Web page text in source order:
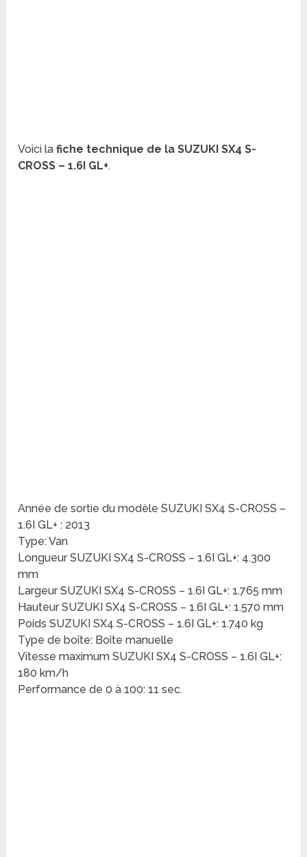
Voici la fiche technique de la SUZUKI SX4 S-
CROSS – 1.6I GL+.
Année de sortie du modèle SUZUKI SX4 S-CROSS –
1.6I GL+ : 2013
Type: Van
Longueur SUZUKI SX4 S-CROSS – 1.6I GL+: 4.300
mm
Largeur SUZUKI SX4 S-CROSS – 1.6I GL+: 1.765 mm
Hauteur SUZUKI SX4 S-CROSS – 1.6I GL+: 1.570 mm
Poids SUZUKI SX4 S-CROSS – 1.6I GL+: 1.740 kg
Type de boîte: Boîte manuelle
Vitesse maximum SUZUKI SX4 S-CROSS – 1.6I GL+:
180 km/h
Performance de 0 à 100: 11 sec.